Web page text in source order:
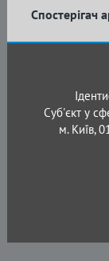
Спостерігач
Суб'єкт у
м. Київ,